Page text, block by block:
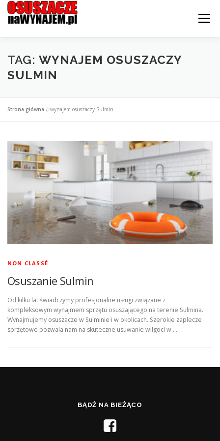
Przejdź
treści
Menu
STRONA GŁÓWNA OFERTA CENNIK
TAG: WYNAJEM OSUSZACZY
SULMIN
Strona główna »wynajem osuszaczy Sulmin
NON CLASSÉ
Osuszanie Sulmin
Od kilku lat świadczymy profesjonalne usługi związane z
kompleksowym wynajmem sprzętu osuszającego na terenie Sulmina.
Wynajmujemy osuszacze w Sulminie i w okolicach. Szerokie zaplecze
sprzętowe pozwala nam na skuteczne usuwanie wilgoci w …
BĄDŹ NA BIEŻĄCO